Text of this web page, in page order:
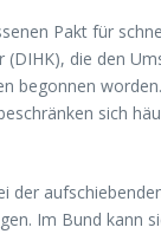
Pakt für
die den
begonnen
sich
Im Bund kann